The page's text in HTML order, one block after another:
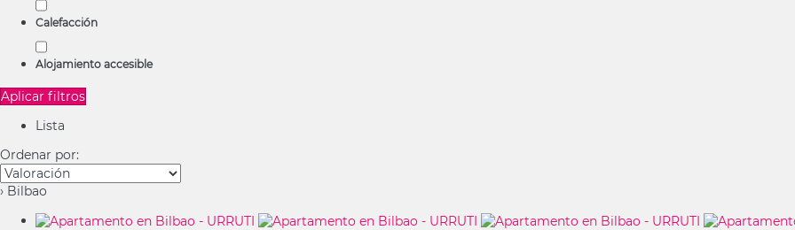
Calefacción
Alojamiento accesible
Aplicar filtros
Lista
Ordenar por:
› Bilbao